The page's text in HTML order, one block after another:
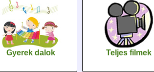
Gyerek dalok Teljes filmek